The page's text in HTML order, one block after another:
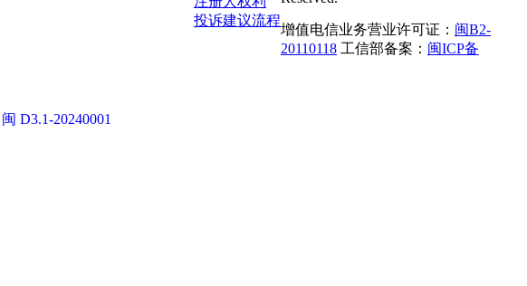
投诉建议流程
增值电信业务营业许可证： 闽B2-
20110118 工信部备案： 闽ICP备
闽 D3.1-20240001